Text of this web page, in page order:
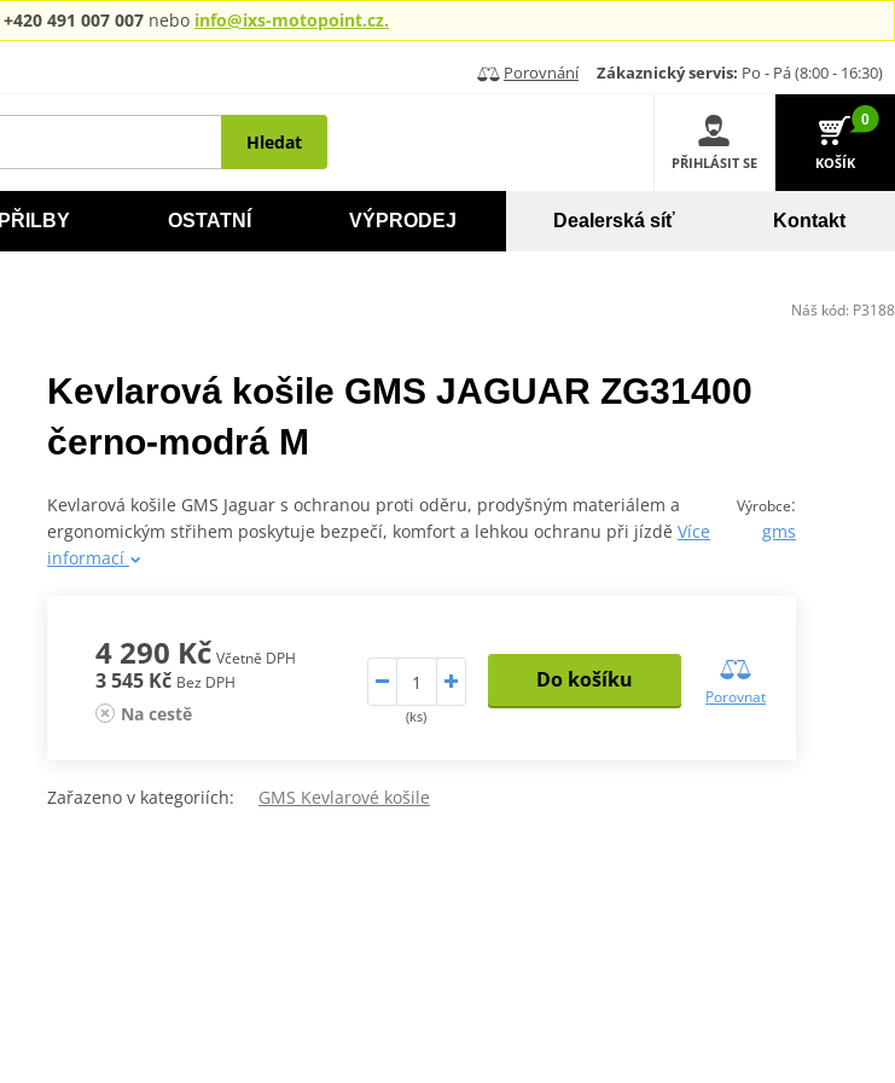
+420 491 007 007 nebo info@ixs-motopoint.cz.
Porovnání Zákaznický servis: Po - Pá (8:00 - 16:30)
Hledat
PŘIHLÁSIT SE
0
KOŠÍK
PŘILBY OSTATNÍ VÝPRODEJ Dealerská síť Kontakt
Kevlarová košile GMS JAGUAR ZG31400
černo-modrá M
Výrobce:
gms
Kevlarová košile GMS Jaguar s ochranou proti oděru, prodyšným materiálem a
ergonomickým střihem poskytuje bezpečí, komfort a lehkou ochranu při jízdě Více
informací
4 290 Kč Včetně DPH
3 545 Kč Bez DPH
Na cestě (ks)
Do košíku
Porovnat
Zařazeno v kategoriích: GMS Kevlarové košile
Náš kód: P3188